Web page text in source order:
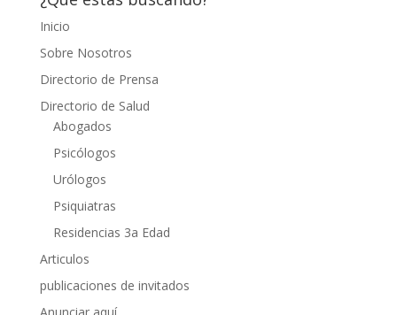
Inicio
Sobre Nosotros
Directorio de Prensa
Directorio de Salud
Abogados
Psicólogos
Urólogos
Psiquiatras
Residencias 3a Edad
Articulos
publicaciones de invitados